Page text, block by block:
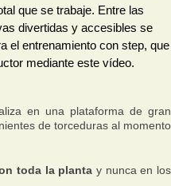
que se trabaje. Entre las
divertidas y accesibles se
el entrenamiento con step, que
mediante este vídeo.
en una plataforma de gran
de torceduras al momento
toda la planta y nunca en los